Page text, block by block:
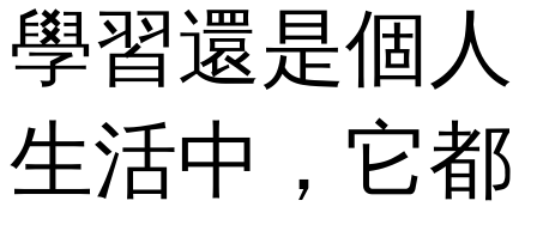
學習還是個人
生活中，它都